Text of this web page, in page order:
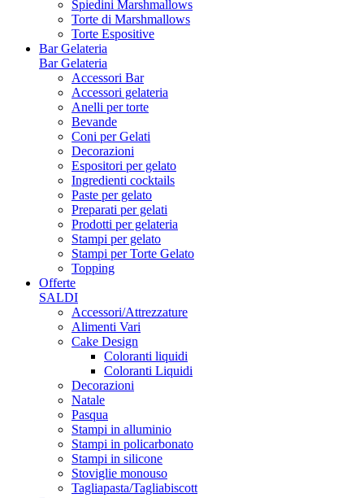
Spiedini Marshmallows
Torte di Marshmallows
Torte Espositive
Bar Gelateria
Bar Gelateria
Accessori Bar
Accessori gelateria
Anelli per torte
Bevande
Coni per Gelati
Decorazioni
Espositori per gelato
Ingredienti cocktails
Paste per gelato
Preparati per gelati
Prodotti per gelateria
Stampi per gelato
Stampi per Torte Gelato
Topping
Offerte
SALDI
Accessori/Attrezzature
Alimenti Vari
Cake Design
Coloranti liquidi
Coloranti Liquidi
Decorazioni
Natale
Pasqua
Stampi in alluminio
Stampi in policarbonato
Stampi in silicone
Stoviglie monouso
Tagliapasta/Tagliabiscott